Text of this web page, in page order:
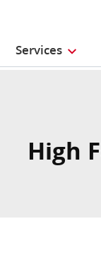
Services
High